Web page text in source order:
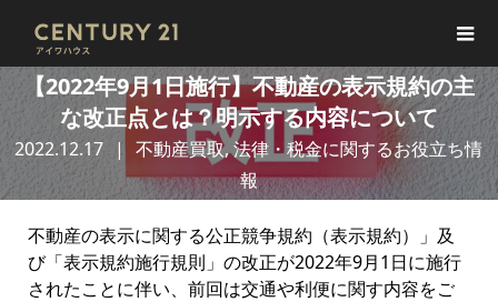
【2022年9月1日施行】不動産の表示規約の主
な改正点とは？明示する内容について
2022.12.17 不動産買取,法律・税金に関するお役立ち情
報
不動産の表示に関する公正競争規約（表示規約）」及
び「表示規約施行規則」の改正が2022年9月1日に施行
されたことに伴い、前回は交通や利便に関す内容をご